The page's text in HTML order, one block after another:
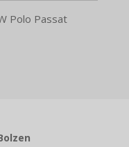
Polo Passat